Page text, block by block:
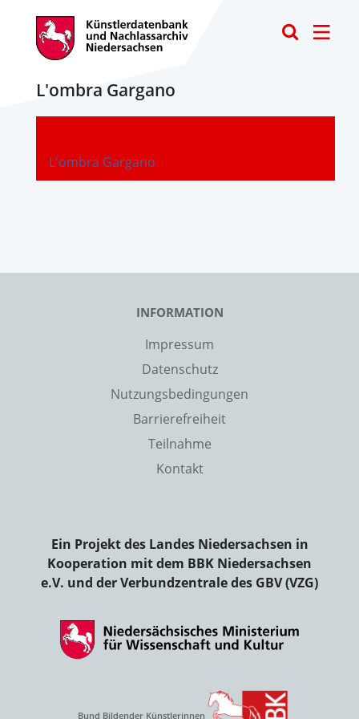
L'ombra Gargano
L'ombra Gargano
-
INFORMATION
Impressum
Datenschutz
Nutzungsbedingungen
Barrierefreiheit
Teilnahme
Kontakt
Ein Projekt des Landes Niedersachsen in
Kooperation mit dem BBK Niedersachsen
e.V. und der Verbundzentrale des GBV (VZG)
Bund Bildender Künstlerinnen